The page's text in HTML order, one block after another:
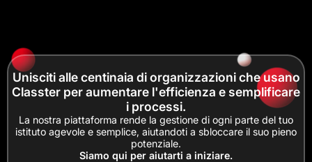
Unisciti alle centinaia di organizzazioni che usano
Classter per aumentare l'efficienza e semplificare
i processi.
La nostra piattaforma rende la gestione di ogni parte del tuo
istituto agevole e semplice, aiutandoti a sbloccare il suo pieno
potenziale.
Siamo qui per aiutarti a iniziare.